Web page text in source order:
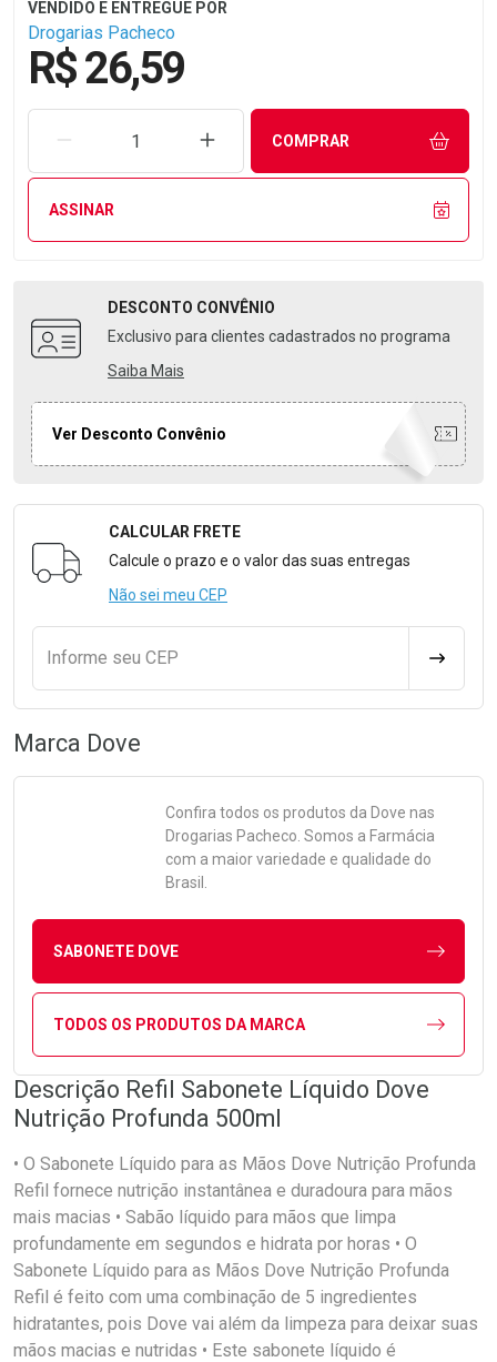
Drogarias Pacheco
R$ 26,59
REMOVER UMA UNIDADEAUMENTAR UMA UNIDADE
COMPRAR
ASSINAR
DESCONTO CONVÊNIO
Exclusivo para clientes cadastrados no programa
Saiba Mais
Ver Desconto Convênio
Formulário para Calcular o Frete
CALCULAR FRETE
Calcule o prazo e o valor das suas entregas
Não sei meu CEP
Informe seu CEP
Marca Dove
Confira todos os produtos da Dove nas
Drogarias Pacheco. Somos a Farmácia
com a maior variedade e qualidade do
Brasil.
SABONETE DOVE
TODOS OS PRODUTOS DA MARCA
Descrição Refil Sabonete Líquido Dove
Nutrição Profunda 500ml
• O Sabonete Líquido para as Mãos Dove Nutrição Profunda
Refil fornece nutrição instantânea e duradoura para mãos
mais macias • Sabão líquido para mãos que limpa
profundamente em segundos e hidrata por horas • O
Sabonete Líquido para as Mãos Dove Nutrição Profunda
Refil é feito com uma combinação de 5 ingredientes
hidratantes, pois Dove vai além da limpeza para deixar suas
mãos macias e nutridas • Este sabonete líquido é